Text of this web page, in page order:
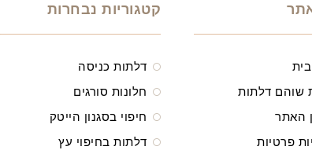
שוהם דלתות
האתר
פרטיות
קטגוריות נבחרות
דלתות כניסה
חלונות סורגים
חיפוי בסגנון הייטק
דלתות בחיפוי עץ